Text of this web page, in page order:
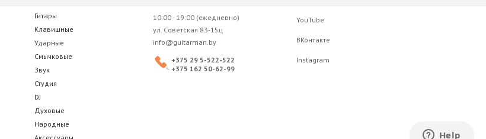
Гитары
Клавишные
Ударные
Смычковые
Звук
Студия
DJ
Духовые
Народные
10:00 - 19:00 (ежедневно)
ул. Советская 83-15ц
info@guitarman.by
+375 29 5-522-522
+375 162 50-62-99
YouTube
ВКонтакте
Instagram